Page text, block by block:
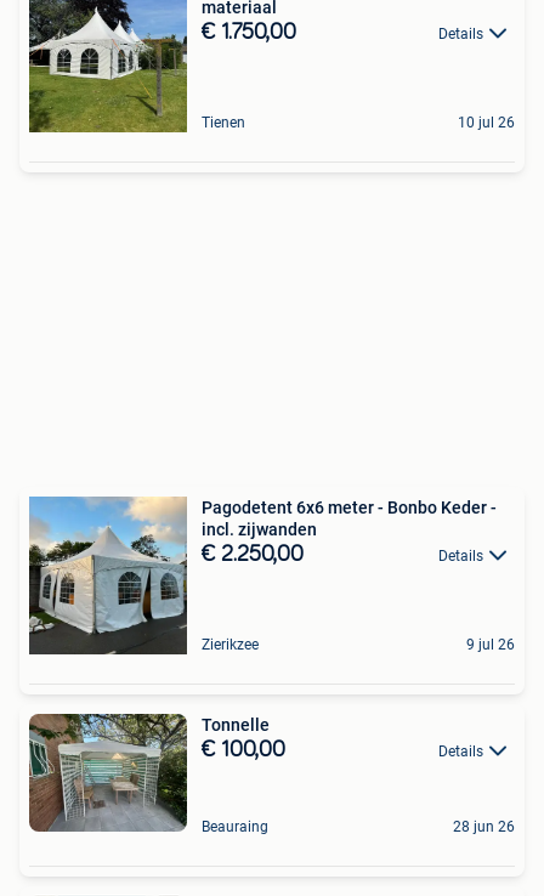
materiaal
€ 1.750,00 Details
Tienen 10 jul 26
Pagodetent 6x6 meter - Bonbo Keder -
incl. zijwanden
€ 2.250,00 Details
Zierikzee 9 jul 26
Tonnelle
€ 100,00 Details
Beauraing 28 jun 26